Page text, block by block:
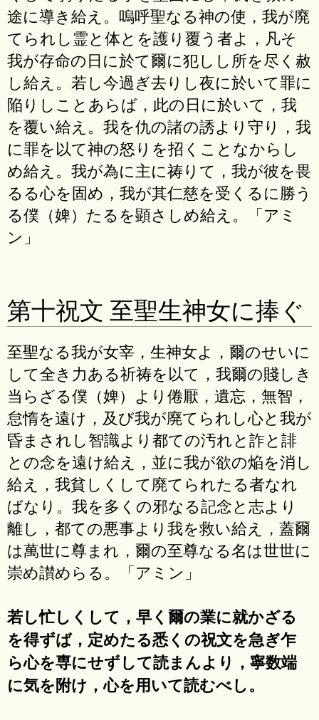
途に導き給え。嗚呼聖なる神の使，我が廃
てられし霊と体とを護り覆う者よ，凡そ
我が存命の日に於て爾に犯しし所を尽く赦
し給え。若し今過ぎ去りし夜に於いて罪に
陥りしことあらば，此の日に於いて，我
を覆い給え。我を仇の諸の誘より守り，我
に罪を以て神の怒りを招くことなからし
め給え。我が為に主に祷りて，我が彼を畏
るる心を固め，我が其仁慈を受くるに勝う
る僕（婢）たるを顕さしめ給え。「アミ
ン」
第十祝文 至聖生神女に捧ぐ
至聖なる我が女宰，生神女よ，爾のせいに
して全き力ある祈祷を以て，我爾の賤しき
当らざる僕（婢）より倦厭，遺忘，無智，
怠惰を遠け，及び我が廃てられし心と我が
昏まされし智識より都ての汚れと詐と誹
との念を遠け給え，並に我が欲の焔を消し
給え，我貧しくして廃てられたる者なれ
ばなり。我を多くの邪なる記念と志より
離し，都ての悪事より我を救い給え，蓋爾
は萬世に尊まれ，爾の至尊なる名は世世に
崇め讃めらる。「アミン」
若し忙しくして，早く爾の業に就かざる
を得ずば，定めたる悉くの祝文を急ぎ乍
ら心を専にせずして読まんより，寧数端
に気を附け，心を用いて読むべし。